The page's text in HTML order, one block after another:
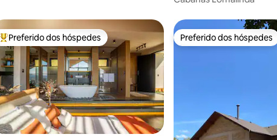
Entre os melhores preferidos dos hóspedes
Preferido dos hóspedes Preferido dos hóspedes
Preferido dos hóspedes